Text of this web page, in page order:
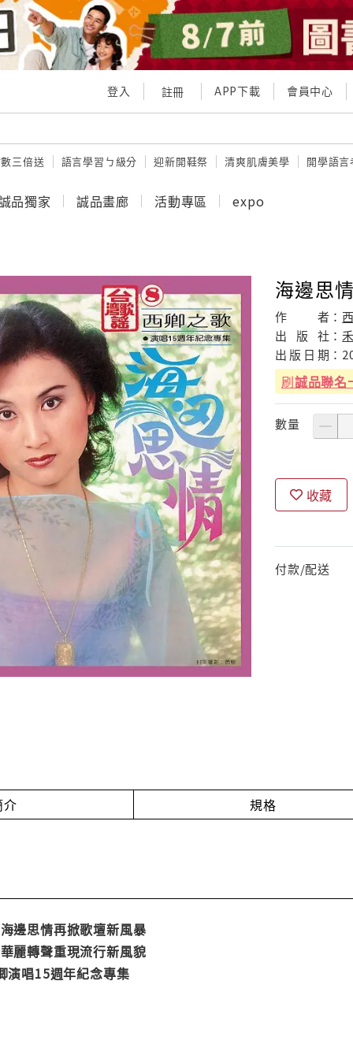
登入 註冊 APP下載 會員中心
三倍送 語言學習ㄅ級分 迎新開鞋祭 清爽肌膚美學 開學語
品獨家 誠品畫廊 活動專區 expo
海邊思
作 者：
出
版 社：
出 版 日 期：
刷誠品聯名
數量
收藏
付款/配送
介 規格
邊思情再掀歌壇新風暴
麗轉聲重現流行新風貌
演唱15週年紀念專集